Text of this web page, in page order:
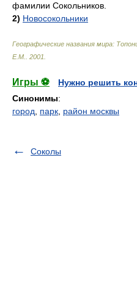
фамилии Сокольников.
2) Новосокольники
Географические названия мира:
Е.М.
2001
Игры ⚽
Нужно решить
Синонимы:
город
парк район москвы
Соколы